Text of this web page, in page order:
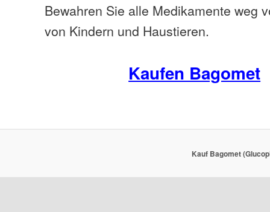
Bewahren Sie alle Medikamente weg
von Kindern und Haustieren.
Kaufen Bagomet
Kauf Bagomet